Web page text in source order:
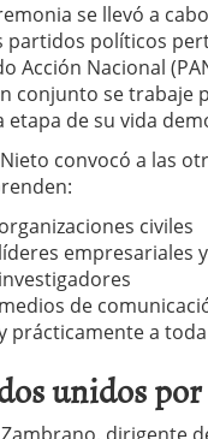
se llevó a
partidos políticos
Acción Nacional
conjunto se trabaje
etapa de su vida
convocó a las
organizaciones civiles
líderes empresariales
investigadores
medios de
prácticamente a
unidos